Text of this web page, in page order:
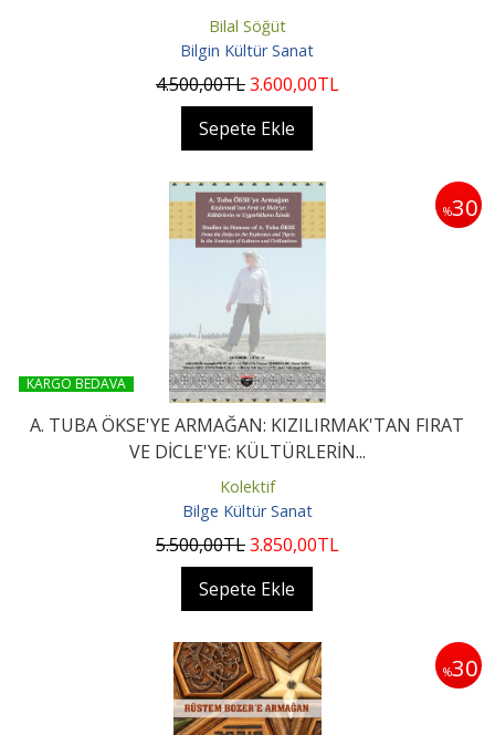
Bilal Söğüt
Bilgin Kültür Sanat
4.500,00TL3.600,00TL
Sepete Ekle
%30
KARGO BEDAVA
A. TUBA ÖKSE'YE ARMAĞAN: KIZILIRMAK'TAN FIRAT
VE DİCLE'YE: KÜLTÜRLERİN...
Kolektif
Bilge Kültür Sanat
5.500,00TL3.850,00TL
Sepete Ekle
%30